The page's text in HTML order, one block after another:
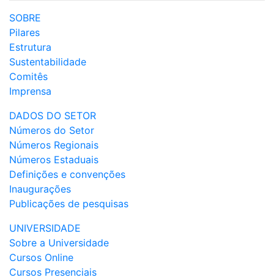
SOBRE
Pilares
Estrutura
Sustentabilidade
Comitês
Imprensa
DADOS DO SETOR
Números do Setor
Números Regionais
Números Estaduais
Definições e convenções
Inaugurações
Publicações de pesquisas
UNIVERSIDADE
Sobre a Universidade
Cursos Online
Cursos Presenciais